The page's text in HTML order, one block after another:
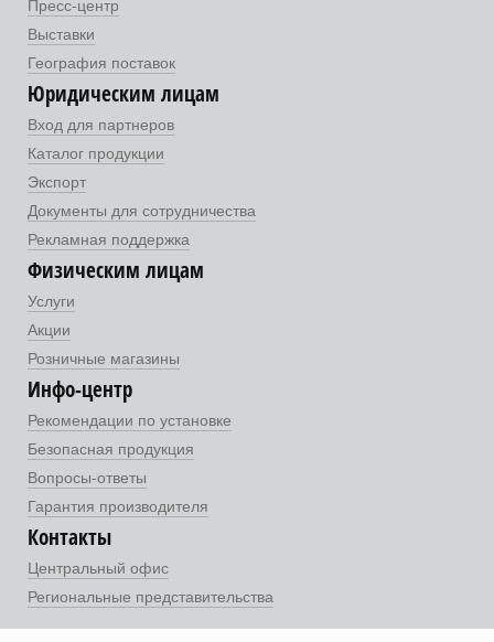
Пресс-центр
Выставки
География поставок
Юридическим лицам
Вход для партнеров
Каталог продукции
Экспорт
Документы для сотрудничества
Рекламная поддержка
Физическим лицам
Услуги
Акции
Розничные магазины
Инфо-центр
Рекомендации по установке
Безопасная продукция
Вопросы-ответы
Гарантия производителя
Контакты
Центральный офис
Региональные представительства